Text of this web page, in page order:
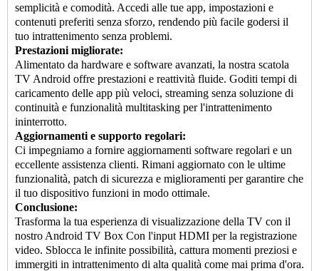
semplicità e comodità. Accedi alle tue app, impostazioni e
contenuti preferiti senza sforzo, rendendo più facile godersi il
tuo intrattenimento senza problemi.
Prestazioni migliorate:
Alimentato da hardware e software avanzati, la nostra scatola
TV Android offre prestazioni e reattività fluide. Goditi tempi di
caricamento delle app più veloci, streaming senza soluzione di
continuità e funzionalità multitasking per l'intrattenimento
ininterrotto.
Aggiornamenti e supporto regolari:
Ci impegniamo a fornire aggiornamenti software regolari e un
eccellente assistenza clienti. Rimani aggiornato con le ultime
funzionalità, patch di sicurezza e miglioramenti per garantire che
il tuo dispositivo funzioni in modo ottimale.
Conclusione:
Trasforma la tua esperienza di visualizzazione della TV con il
nostro Android TV Box Con l'input HDMI per la registrazione
video. Sblocca le infinite possibilità, cattura momenti preziosi e
immergiti in intrattenimento di alta qualità come mai prima d'ora.